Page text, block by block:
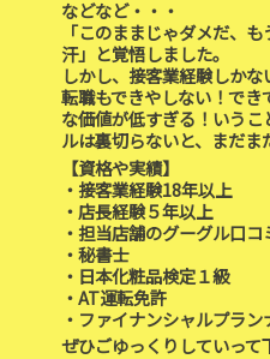
などなど・・・
「このままじゃダメだ、
汗」と覚悟しました。
しかし、接客業経験しか
転職もできやしない！で
な価値が低すぎる！いう
ルは裏切らないと、まだま
【資格や実績】
・接客業経験18年以上
・店長経験５年以上
・担当店舗のグーグル口
・秘書士
・日本化粧品検定１級
・AT運転免許
・ファイナンシャルプラ
ぜひごゆっくりしていっ